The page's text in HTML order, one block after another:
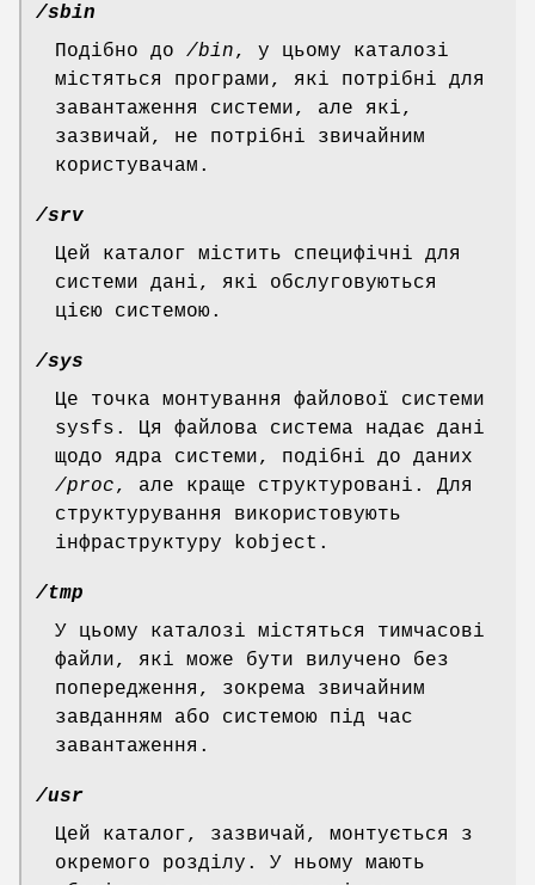
/sbin
Подібно до /bin, у цьому каталозі
містяться програми, які потрібні для
завантаження системи, але які,
зазвичай, не потрібні звичайним
користувачам.
/srv
Цей каталог містить специфічні для
системи дані, які обслуговуються
цією системою.
/sys
Це точка монтування файлової системи
sysfs. Ця файлова система надає дані
щодо ядра системи, подібні до даних
/proc, але краще структуровані. Для
структурування використовують
інфраструктуру kobject.
/tmp
У цьому каталозі містяться тимчасові
файли, які може бути вилучено без
попередження, зокрема звичайним
завданням або системою під час
завантаження.
/usr
Цей каталог, зазвичай, монтується з
окремого розділу. У ньому мають